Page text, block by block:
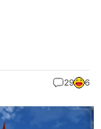
29 6